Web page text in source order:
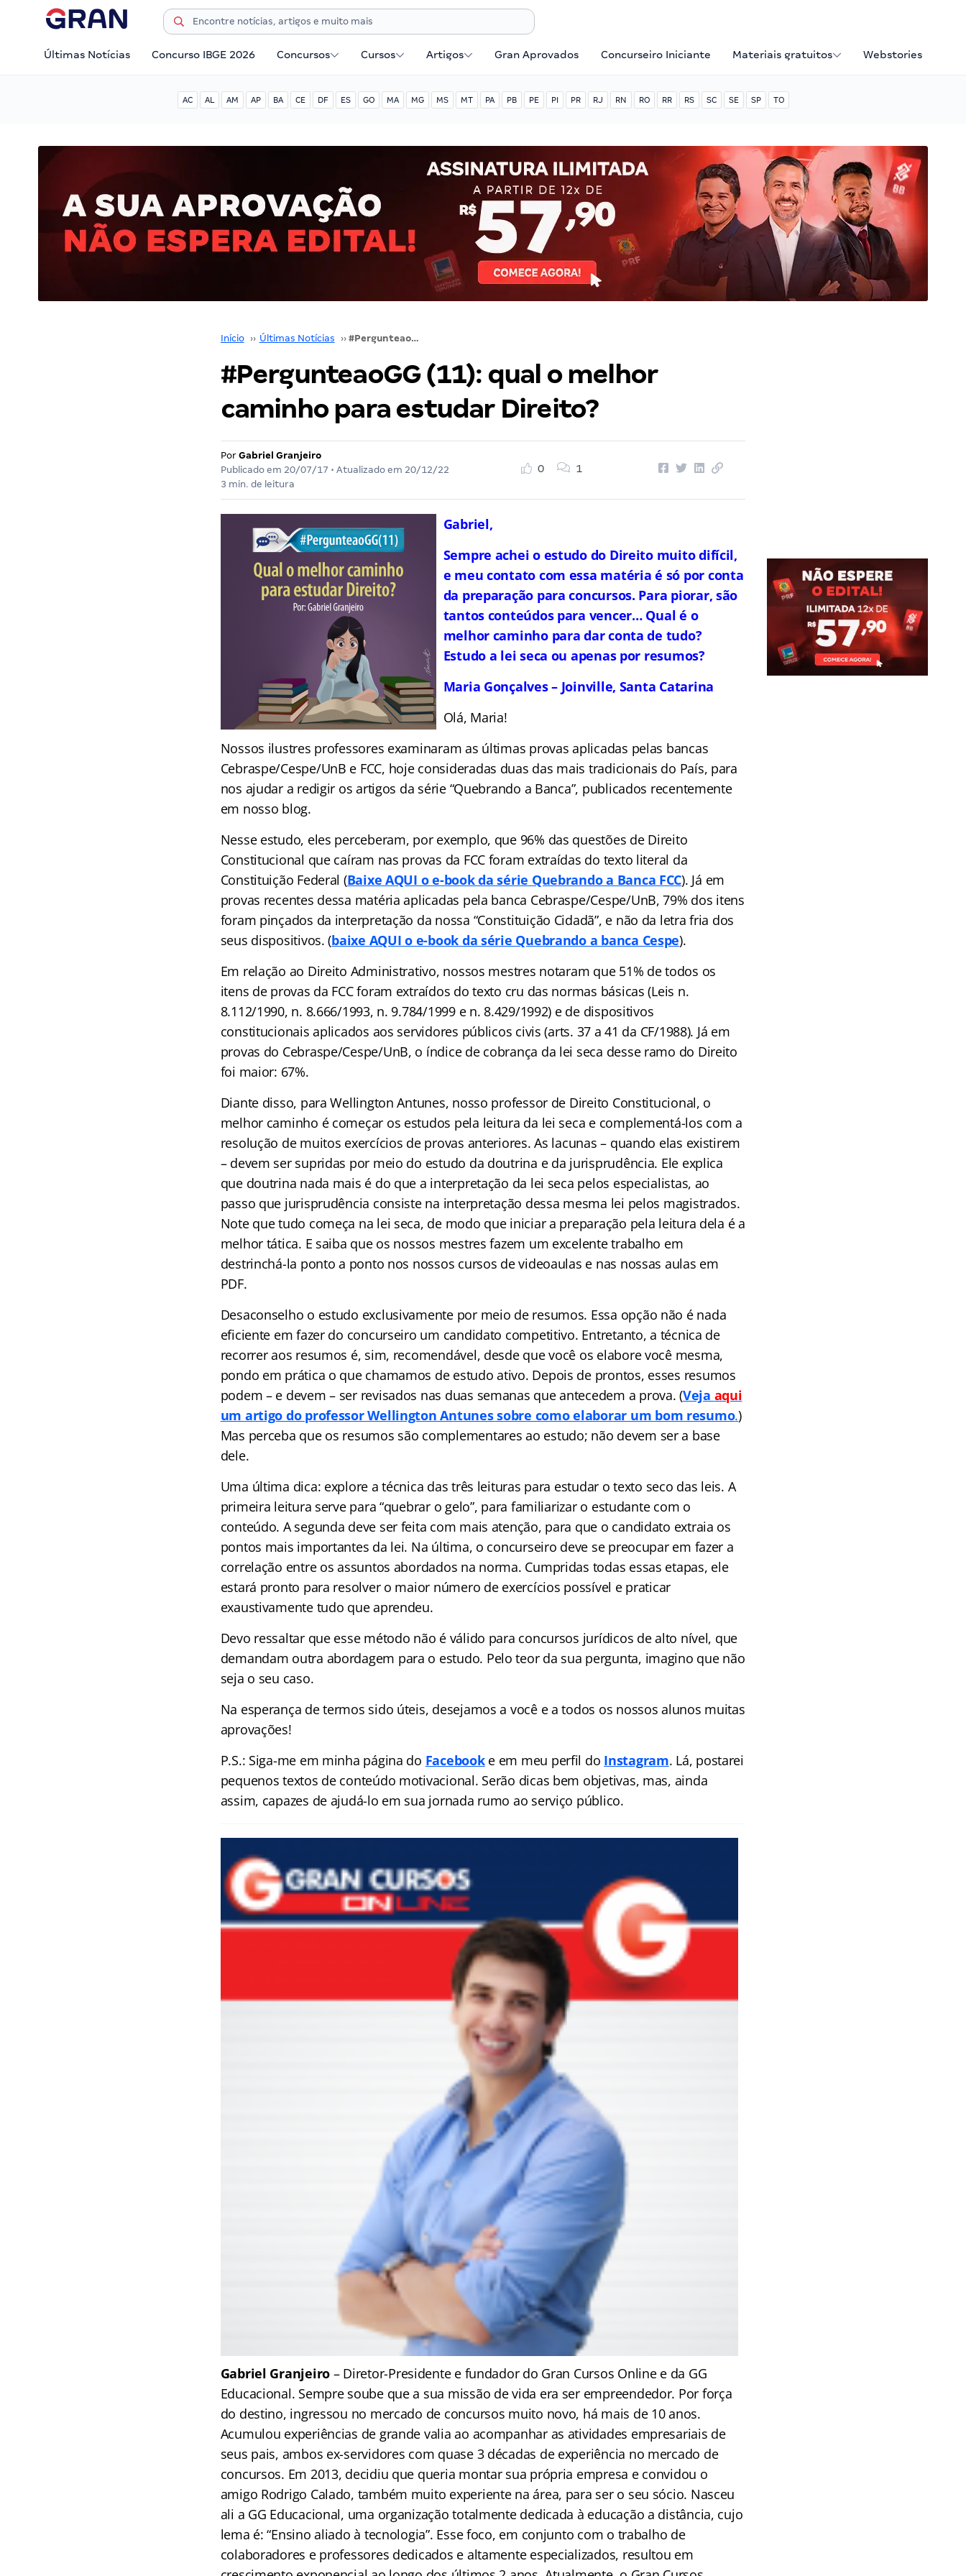
Últimas Notícias Concurso IBGE 2026 Concursos Cursos Artigos Gran Aprovados Concurseiro Iniciante Materiais gratuitos Webstories
AC AL AM AP BA CE DF ES GO MA MG MS MT PA PB PE PI PR RJ RN RO RR RS SC SE SP TO
Início ›› Últimas Notícias ›› #PergunteaoGG (11): qual o melhor caminho para estudar Direito?
#PergunteaoGG (11): qual o melhor
caminho para estudar Direito?
Por Gabriel Granjeiro
Publicado em 20/07/17 • Atualizado em 20/12/22
3 min. de leitura
0 1
Gabriel,
Sempre achei o estudo do Direito muito difícil,
e meu contato com essa matéria é só por conta
da preparação para concursos. Para piorar, são
tantos conteúdos para vencer… Qual é o
melhor caminho para dar conta de tudo?
Estudo a lei seca ou apenas por resumos?
Maria Gonçalves – Joinville, Santa Catarina
Olá, Maria!
Nossos ilustres professores examinaram as últimas provas aplicadas pelas bancas
Cebraspe/Cespe/UnB e FCC, hoje consideradas duas das mais tradicionais do País, para
nos ajudar a redigir os artigos da série “Quebrando a Banca”, publicados recentemente
em nosso blog.
Nesse estudo, eles perceberam, por exemplo, que 96% das questões de Direito
Constitucional que caíram nas provas da FCC foram extraídas do texto literal da
Constituição Federal (Baixe AQUI o e-book da série Quebrando a Banca FCC). Já em
provas recentes dessa matéria aplicadas pela banca Cebraspe/Cespe/UnB, 79% dos itens
foram pinçados da interpretação da nossa “Constituição Cidadã”, e não da letra fria dos
seus dispositivos. (baixe AQUI o e-book da série Quebrando a banca Cespe).
Em relação ao Direito Administrativo, nossos mestres notaram que 51% de todos os
itens de provas da FCC foram extraídos do texto cru das normas básicas (Leis n.
8.112/1990, n. 8.666/1993, n. 9.784/1999 e n. 8.429/1992) e de dispositivos
constitucionais aplicados aos servidores públicos civis (arts. 37 a 41 da CF/1988). Já em
provas do Cebraspe/Cespe/UnB, o índice de cobrança da lei seca desse ramo do Direito
foi maior: 67%.
Diante disso, para Wellington Antunes, nosso professor de Direito Constitucional, o
melhor caminho é começar os estudos pela leitura da lei seca e complementá-los com a
resolução de muitos exercícios de provas anteriores. As lacunas – quando elas existirem
– devem ser supridas por meio do estudo da doutrina e da jurisprudência. Ele explica
que doutrina nada mais é do que a interpretação da lei seca pelos especialistas, ao
passo que jurisprudência consiste na interpretação dessa mesma lei pelos magistrados.
Note que tudo começa na lei seca, de modo que iniciar a preparação pela leitura dela é a
melhor tática. E saiba que os nossos mestres fazem um excelente trabalho em
destrinchá-la ponto a ponto nos nossos cursos de videoaulas e nas nossas aulas em
PDF.
Desaconselho o estudo exclusivamente por meio de resumos. Essa opção não é nada
eficiente em fazer do concurseiro um candidato competitivo. Entretanto, a técnica de
recorrer aos resumos é, sim, recomendável, desde que você os elabore você mesma,
pondo em prática o que chamamos de estudo ativo. Depois de prontos, esses resumos
podem – e devem – ser revisados nas duas semanas que antecedem a prova. (Veja aqui
um artigo do professor Wellington Antunes sobre como elaborar um bom resumo.)
Mas perceba que os resumos são complementares ao estudo; não devem ser a base
dele.
Uma última dica: explore a técnica das três leituras para estudar o texto seco das leis. A
primeira leitura serve para “quebrar o gelo”, para familiarizar o estudante com o
conteúdo. A segunda deve ser feita com mais atenção, para que o candidato extraia os
pontos mais importantes da lei. Na última, o concurseiro deve se preocupar em fazer a
correlação entre os assuntos abordados na norma. Cumpridas todas essas etapas, ele
estará pronto para resolver o maior número de exercícios possível e praticar
exaustivamente tudo que aprendeu.
Devo ressaltar que esse método não é válido para concursos jurídicos de alto nível, que
demandam outra abordagem para o estudo. Pelo teor da sua pergunta, imagino que não
seja o seu caso.
Na esperança de termos sido úteis, desejamos a você e a todos os nossos alunos muitas
aprovações!
P.S.: Siga-me em minha página do Facebooke em meu perfil do Instagram. Lá, postarei
pequenos textos de conteúdo motivacional. Serão dicas bem objetivas, mas, ainda
assim, capazes de ajudá-lo em sua jornada rumo ao serviço público.
Gabriel Granjeiro – Diretor-Presidente e fundador do Gran Cursos Online e da GG
Educacional. Sempre soube que a sua missão de vida era ser empreendedor. Por força
do destino, ingressou no mercado de concursos muito novo, há mais de 10 anos.
Acumulou experiências de grande valia ao acompanhar as atividades empresariais de
seus pais, ambos ex-servidores com quase 3 décadas de experiência no mercado de
concursos. Em 2013, decidiu que queria montar sua própria empresa e convidou o
amigo Rodrigo Calado, também muito experiente na área, para ser o seu sócio. Nasceu
ali a GG Educacional, uma organização totalmente dedicada à educação a distância, cujo
lema é: “Ensino aliado à tecnologia”. Esse foco, em conjunto com o trabalho de
colaboradores e professores dedicados e altamente especializados, resultou em